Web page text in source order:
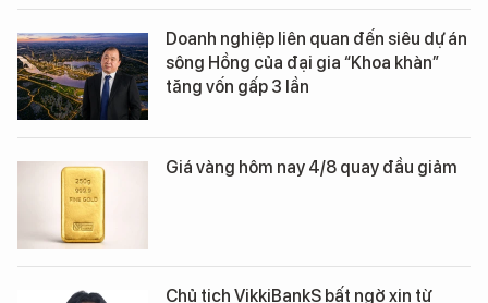
Doanh nghiệp liên quan đến siêu dự án
sông Hồng của đại gia “Khoa khàn”
tăng vốn gấp 3 lần
Giá vàng hôm nay 4/8 quay đầu giảm
Chủ tịch VikkiBankS bất ngờ xin từ